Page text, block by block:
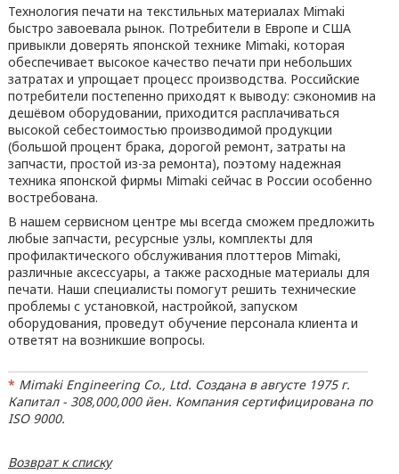
Технология печати на текстильных материалах Mimaki
быстро завоевала рынок. Потребители в Европе и США
привыкли доверять японской технике Mimaki, которая
обеспечивает высокое качество печати при небольших
затратах и упрощает процесс производства. Российские
потребители постепенно приходят к выводу: сэкономив на
дешёвом оборудовании, приходится расплачиваться
высокой себестоимостью производимой продукции
(большой процент брака, дорогой ремонт, затраты на
запчасти, простой из-за ремонта), поэтому надежная
техника японской фирмы Mimaki сейчас в России особенно
востребована.
В нашем сервисном центре мы всегда сможем предложить
любые запчасти, ресурсные узлы, комплекты для
профилактического обслуживания плоттеров Mimaki,
различные аксессуары, а также расходные материалы для
печати. Наши специалисты помогут решить технические
проблемы с установкой, настройкой, запуском
оборудования, проведут обучение персонала клиента и
ответят на возникшие вопросы.
* Mimaki Engineering Co., Ltd. Создана в августе 1975 г.
Капитал - 308,000,000 йен. Компания сертифицирована по
ISO 9000.
Возврат к списку